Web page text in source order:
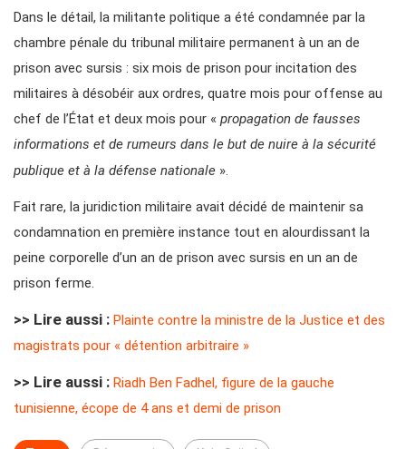
Dans le détail, la militante politique a été condamnée par la
chambre pénale du tribunal militaire permanent à un an de
prison avec sursis : six mois de prison pour incitation des
militaires à désobéir aux ordres, quatre mois pour offense au
chef de l’État et deux mois pour « propagation de fausses
informations et de rumeurs dans le but de nuire à la sécurité
publique et à la défense nationale ».
Fait rare, la juridiction militaire avait décidé de maintenir sa
condamnation en première instance tout en alourdissant la
peine corporelle d’un an de prison avec sursis en un an de
prison ferme.
>> Lire aussi : Plainte contre la ministre de la Justice et des
magistrats pour « détention arbitraire »
>> Lire aussi : Riadh Ben Fadhel, figure de la gauche
tunisienne, écope de 4 ans et demi de prison